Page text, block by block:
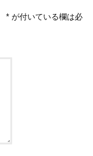
* が付いている欄は必